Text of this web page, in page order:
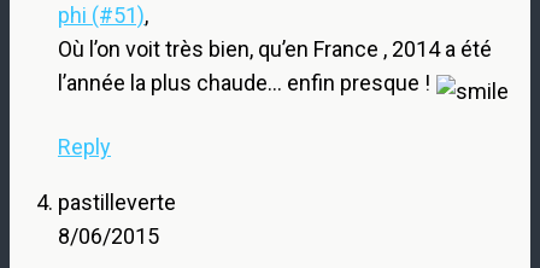
phi (#51),
Où l’on voit très bien, qu’en France , 2014 a été
l’année la plus chaude… enfin presque !
Reply
pastilleverte
8/06/2015